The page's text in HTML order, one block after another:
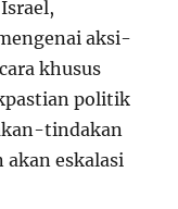
aksi-
khusus
politik
tindakan
eskalasi